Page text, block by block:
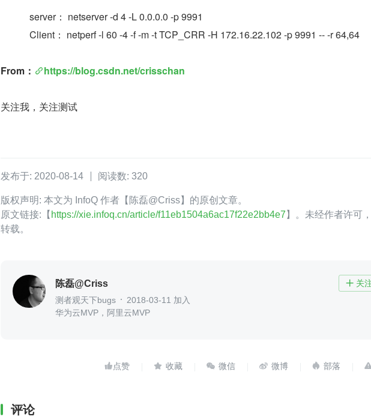
	    server： netserver -d 4 -L 0.0.0.0 -p 9991
	    Client： netperf -l 60 -4 -f -m -t TCP_CRR -H 172.16.22.102 -p 9991 -- -r 64,64
From： https://blog.csdn.net/crisschan
关注我，关注测试
发布于: 2020-08-14 阅读数: 320
版权声明: 本文为 InfoQ 作者【陈磊@Criss】的原创文章。
原文链接:【 https://xie.infoq.cn/article/f11eb1504a6ac17f22e2bb4e7 】。未经作者许可
转载。
陈磊@Criss  关
测者观天下bugs
2018-03-11 加入
华为云MVP，阿里云MVP
    
评论